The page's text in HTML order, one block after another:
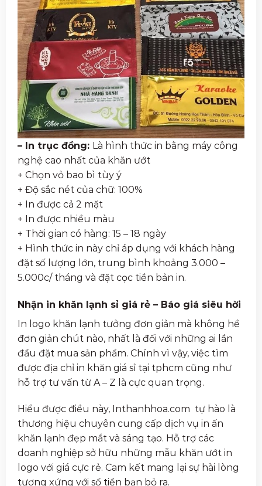
– In trục đồng: Là hình thức in bằng máy công
nghệ cao nhất của khăn ướt
+ Chọn vỏ bao bì tùy ý
+ Độ sắc nét của chữ: 100%
+ In được cả 2 mặt
+ In được nhiều màu
+ Thời gian có hàng: 15 – 18 ngày
+ Hình thức in này chỉ áp dụng với khách hàng
đặt số lượng lớn, trung bình khoảng 3.000 –
5.000c/ tháng và đặt cọc tiền bản in.
Nhận in khăn lạnh sỉ giá rẻ – Báo giá siêu hời
In logo khăn lạnh tưởng đơn giản mà không hề
đơn giản chút nào, nhất là đối với những ai lần
đầu đặt mua sản phẩm. Chính vì vậy, việc tìm
được địa chỉ in khăn giá sỉ tại tphcm cũng như
hỗ trợ tư vấn từ A – Z là cực quan trọng.
Hiểu được điều này, Inthanhhoa.com tự hào là
thương hiệu chuyên cung cấp dịch vụ in ấn
khăn lạnh đẹp mắt và sáng tạo. Hỗ trợ các
doanh nghiệp sở hữu những mẫu khăn ướt in
logo với giá cực rẻ. Cam kết mang lại sự hài lòng
tương xứng với số tiền bạn bỏ ra.